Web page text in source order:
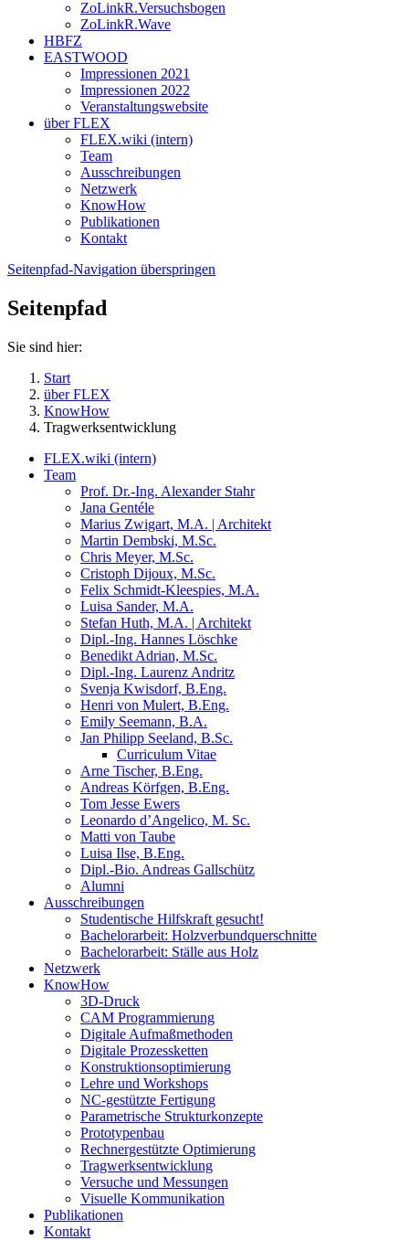
ZoLinkR.Versuchsbogen
ZoLinkR.Wave
HBFZ
EASTWOOD
Impressionen 2021
Impressionen 2022
Veranstaltungswebsite
über FLEX
FLEX.wiki (intern)
Team
Ausschreibungen
Netzwerk
KnowHow
Publikationen
Kontakt
Seitenpfad-Navigation überspringen
Seitenpfad
Sie sind hier:
Start
über FLEX
KnowHow
Tragwerksentwicklung
FLEX.wiki (intern)
Team
Prof. Dr.-Ing. Alexander Stahr
Jana Gentéle
Marius Zwigart, M.A. | Architekt
Martin Dembski, M.Sc.
Chris Meyer, M.Sc.
Cristoph Dijoux, M.Sc.
Felix Schmidt-Kleespies, M.A.
Luisa Sander, M.A.
Stefan Huth, M.A. | Architekt
Dipl.-Ing. Hannes Löschke
Benedikt Adrian, M.Sc.
Dipl.-Ing. Laurenz Andritz
Svenja Kwisdorf, B.Eng.
Henri von Mulert, B.Eng.
Emily Seemann, B.A.
Jan Philipp Seeland, B.Sc.
Curriculum Vitae
Arne Tischer, B.Eng.
Andreas Körfgen, B.Eng.
Tom Jesse Ewers
Leonardo d’Angelico, M. Sc.
Matti von Taube
Luisa Ilse, B.Eng.
Dipl.-Bio. Andreas Gallschütz
Alumni
Ausschreibungen
Studentische Hilfskraft gesucht!
Bachelorarbeit: Holzverbundquerschnitte
Bachelorarbeit: Ställe aus Holz
Netzwerk
KnowHow
3D-Druck
CAM Programmierung
Digitale Aufmaßmethoden
Digitale Prozessketten
Konstruktionsoptimierung
Lehre und Workshops
NC-gestützte Fertigung
Parametrische Strukturkonzepte
Prototypenbau
Rechnergestützte Optimierung
Tragwerksentwicklung
Versuche und Messungen
Visuelle Kommunikation
Publikationen
Kontakt